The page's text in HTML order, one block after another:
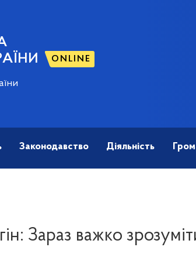
ONLINE
Законодавство Діяльність
Зараз важко